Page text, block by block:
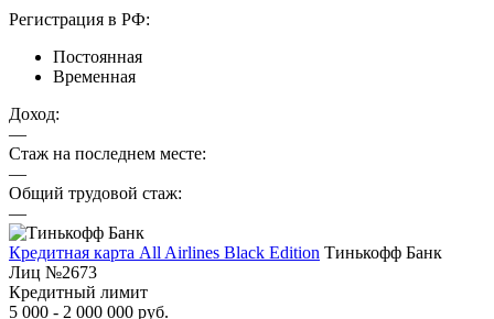
Регистрация в РФ:
Постоянная
Временная
Доход:
—
Стаж на последнем месте:
—
Общий трудовой стаж:
—
Кредитная карта All Airlines Black Edition Тинькофф Банк
Лиц №2673
Кредитный лимит
5 000 - 2 000 000 руб.